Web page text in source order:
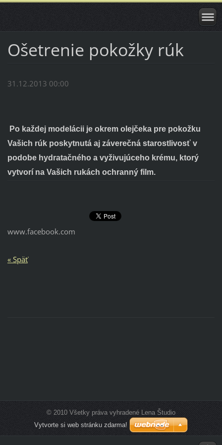
Ošetrenie pokožky rúk
31.12.2013 00:00
Po každej modelácii je okrem olejčeka pre pokožku
Vašich rúk poskytnutá aj záverečná starostlivosť v
podobe hydratačného a vyživujúceho krému, ktorý
vytvorí na Vašich rukách ochranný film.
www.facebook.com
« Späť
© 2010 Všetky práva vyhradené Lena Študio
Vytvorte si web stránku zdarma!